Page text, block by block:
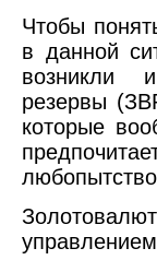
Чтобы
в данной
возникли
резервы
которые